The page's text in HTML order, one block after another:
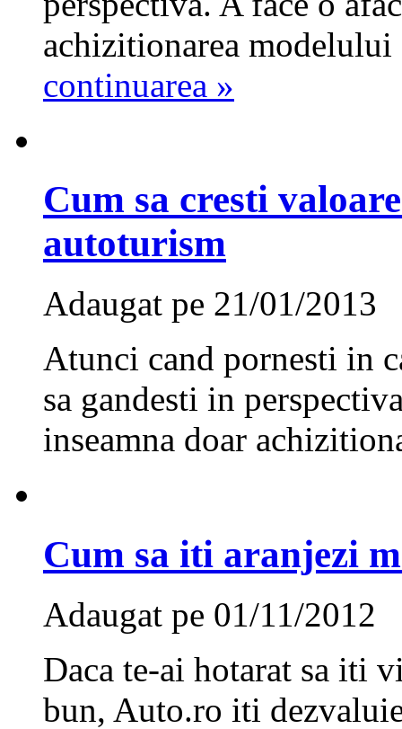
achizitionarea
continuarea »
Cum sa cresti
autoturism
Adaugat pe 21/01/2013
Atunci cand pornesti in
sa gandesti in
inseamna doar
Cum sa iti aranjezi
Adaugat pe 01/11/2012
Daca te-ai hotarat sa iti
bun, Auto.ro iti